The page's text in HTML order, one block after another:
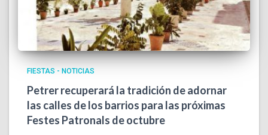
FIESTAS - NOTICIAS
Petrer recuperará la tradición de adornar
las calles de los barrios para las próximas
Festes Patronals de octubre